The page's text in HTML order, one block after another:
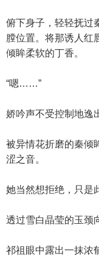
俯下身子，轻轻抚过
膛位置。将那诱人红
倾眸柔软的丁香。
“嗯……”
娇吟声不受控制地逸
被异情花折磨的秦倾
涩之音。
她当然想拒绝，只是
透过雪白晶莹的玉颈
祁祖眼中露出一抹浓